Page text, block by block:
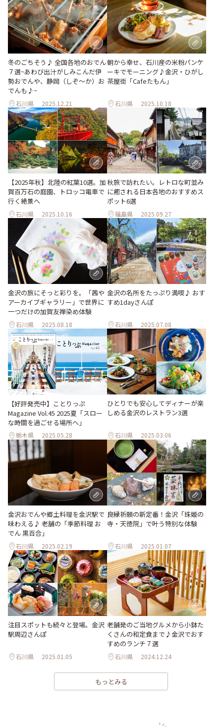
冬のごちそう♪ 全国各地のおでん
７選~あわび出汁がしみこんだ伊
勢おでんや、静岡（しぞ〜か）お
でんも♪~
石川県 2025.12.21
朝から幸せ、石川産の米粉パンケ
ーキでモーニング♪金沢・ひがし
茶屋街「Cafeたもん」
石川県 2025.10.18
【2025年秋】北陸の紅葉10選。加
賀百万石の庭園、トロッコ電車で
行く絶景へ
石川県 2025.10.16
秋旅で訪れたい。レトロな町並み
に癒される日本各地のおすすめス
ポット6選
福島県 2025.09.27
金沢の旅にそっと彩りを。「茜や
アーカイブギャラリー」で世界に
一つだけの加賀友禅染め体験
石川県 2025.08.18
金沢の名所をたっぷり満喫♪ おす
すめ1dayさんぽ
石川県 2025.07.08
【好評発売中】ことりっぷ
Magazine Vol.45 2025夏「スロー
な時間を過ごせる場所へ」
栃木県 2025.05.28
ひとりでも安心してディナーが楽
しめる金沢のレストラン3選
石川県 2025.03.06
金沢おでんや郷土料理を金沢駅で
味わえる♪ 老舗の「季節料理 お
でん 黒百合」
石川県 2025.02.19
良縁祈願の新定番！金沢「珠姫の
寺・天徳院」で叶う特別な体験
石川県 2025.01.07
注目スポットも続々と登場。金沢
駅周辺さんぽ
石川県 2025.01.05
老舗発のご当地グルメから小鉢た
くさんの和定食まで♪金沢でおす
すめのランチ７選
石川県 2024.12.24
もっとみる